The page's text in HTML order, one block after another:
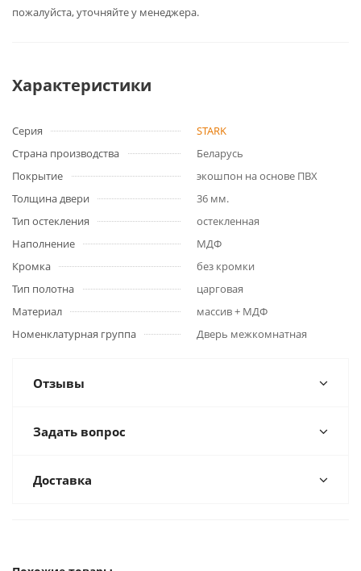
пожалуйста, уточняйте у менеджера.
Характеристики
Серия
STARK
Страна производства
Беларусь
Покрытие
экошпон на основе ПВХ
Толщина двери
36 мм.
Тип остекления
остекленная
Наполнение
МДФ
Кромка
без кромки
Тип полотна
царговая
Материал
массив + МДФ
Номенклатурная группа
Дверь межкомнатная
Отзывы
Задать вопрос
Доставка